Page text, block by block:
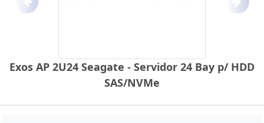
Exos AP 2U24 Seagate - Servidor 24 Bay p/ HDD
SAS/NVMe
Anterior